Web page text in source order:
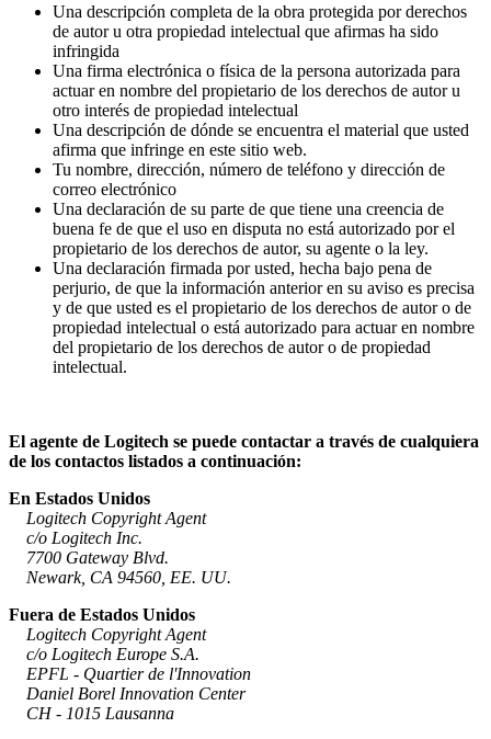
Una descripción completa de la obra protegida por derechos
de autor u otra propiedad intelectual que afirmas ha sido
infringida
Una firma electrónica o física de la persona autorizada para
actuar en nombre del propietario de los derechos de autor u
otro interés de propiedad intelectual
Una descripción de dónde se encuentra el material que usted
afirma que infringe en este sitio web.
Tu nombre, dirección, número de teléfono y dirección de
correo electrónico
Una declaración de su parte de que tiene una creencia de
buena fe de que el uso en disputa no está autorizado por el
propietario de los derechos de autor, su agente o la ley.
Una declaración firmada por usted, hecha bajo pena de
perjurio, de que la información anterior en su aviso es precisa
y de que usted es el propietario de los derechos de autor o de
propiedad intelectual o está autorizado para actuar en nombre
del propietario de los derechos de autor o de propiedad
intelectual.
El agente de Logitech se puede contactar a través de cualquiera
de los contactos listados a continuación:
En Estados Unidos
Logitech Copyright Agent
c/o Logitech Inc.
7700 Gateway Blvd.
Newark, CA 94560, EE. UU.
Fuera de Estados Unidos
Logitech Copyright Agent
c/o Logitech Europe S.A.
EPFL - Quartier de l'Innovation
Daniel Borel Innovation Center
CH - 1015 Lausanna